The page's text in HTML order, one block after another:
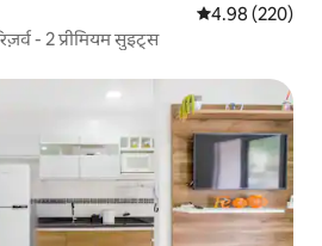
औसत रेटिंग 5 में से
4.98 (220)
- 2 प्रीमियम सुइट्स